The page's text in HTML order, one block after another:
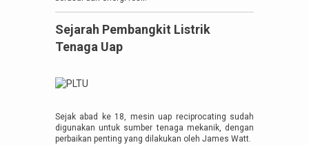
Sejarah Pembangkit Listrik
Tenaga Uap
Sejak abad ke 18, mesin uap reciprocating sudah
digunakan untuk sumber tenaga mekanik, dengan
perbaikan penting yang dilakukan oleh James Watt.